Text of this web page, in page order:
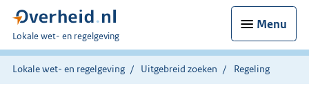
Menu
U
bent
hier:
Lokale wet- en regelgeving
Lokale wet- en regelgeving Uitgebreid zoeken Regeling